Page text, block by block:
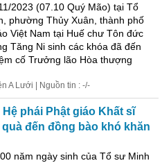
2023 (07.10 Quý Mão) tại Tổ
phường Thủy Xuân, thành phố
Việt Nam tại Huế chư Tôn đức
Tăng Ni sinh các khóa đã đến
cố Trưởng lão Hòa thượng
A Lưới | Nguồn tin : -/-
phái Phật giáo Khất sĩ
đến đồng bào khó khăn
năm ngày sinh của Tổ sư Minh